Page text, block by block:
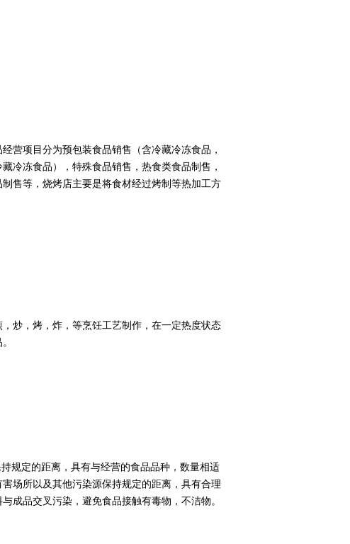
营项目分为预包装食品销售（含冷藏冷冻食品，
冷冻食品），特殊食品销售，热食类食品制售，
售等，烧烤店主要是将食材经过烤制等热加工方
炒，烤，炸，等烹饪工艺制作，在一定热度状态
规定的距离，具有与经营的食品品种，数量相适
场所以及其他污染源保持规定的距离，具有合理
成品交叉污染，避免食品接触有毒物，不洁物。